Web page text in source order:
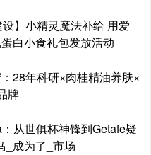
】小精灵魔法补给 用爱
白小食礼包发放活动
28年科研×肉桂精油养肤×
牌
从世俱杯神锋到Getafe疑
_成为了_市场